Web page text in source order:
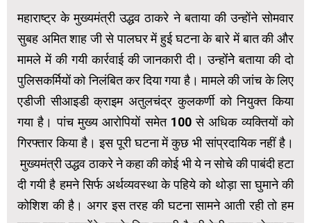
महाराष्ट्र के मुख्‍यमंत्री उद्धव ठाकरे ने बताया की उन्‍होंने सोमवार
सुबह अमित शाह जी से पालघर में हुई घटना के बारे में बात की और
मामले में की गयी कार्रवाई की जानकारी दी। उन्‍होंंनेे बताया की दो
पुलिसकर्मियों को निलंबित कर दिया गया है। मामले की जांच के लिए
एडीजी सीआइडी क्राइम अतुलचंद्र कुलकर्णी को नियुक्त किया
गया है। पांच मुख्य आरोपियों समेत 100 से अधिक व्यक्तियों को
गिरफ्तार किया है। इस पूरी घटना में कुछ भी सांप्रदायिक नहीं है।
मुख्‍यमंत्री उद्धव ठाकरे ने कहा की कोई भी ये न सोचे की पाबंदी हटा
दी गयी है हमने सिर्फ अर्थव्यवस्था के पहिये को थोड़ा सा घुमाने की
कोशिश की है। अगर इस तरह की घटना सामने आती रही तो हम